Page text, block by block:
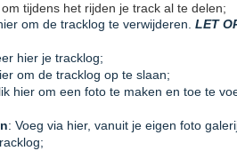
tijdens het rijden je track al te delen;
om de tracklog te verwijderen. LET
hier je tracklog;
om de tracklog op te slaan;
hier om een foto te maken en toe te
: Voeg via hier, vanuit je eigen foto